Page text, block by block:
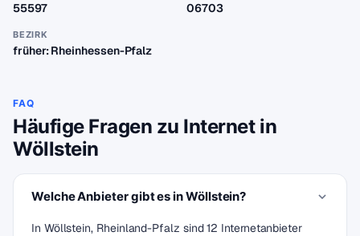
55597 06703
BEZIRK
früher: Rheinhessen-Pfalz
FAQ
Häufige Fragen zu Internet in
Wöllstein
Welche Anbieter gibt es in Wöllstein?
In Wöllstein, Rheinland-Pfalz sind 12 Internetanbieter